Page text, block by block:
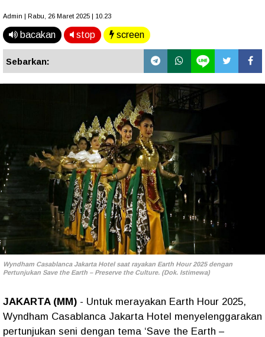
Admin | Rabu, 26 Maret 2025 | 10.23
bacakan stop screen
Sebarkan:
Wyndham Casablanca Jakarta Hotel saat rayakan Earth Hour 2025 dengan
Pertunjukan Save the Earth – Preserve the Culture. (Dok. Istimewa)
JAKARTA (MM) - Untuk merayakan Earth Hour 2025,
Wyndham Casablanca Jakarta Hotel menyelenggarakan
pertunjukan seni dengan tema ‘Save the Earth –